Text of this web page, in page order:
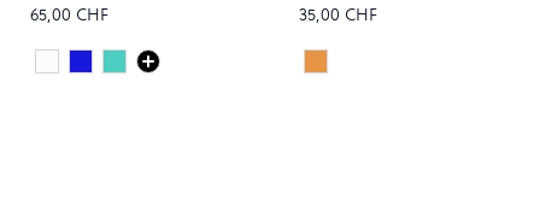
65,00 CHF
Colour
whiteNavySeafoam
35,00 CHF
Colour
KING CRAB